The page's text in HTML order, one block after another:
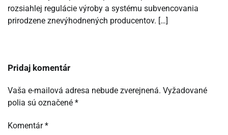
rozsiahlej regulácie výroby a systému subvencovania
prirodzene znevýhodnených producentov. […]
Pridaj komentár
Vaša e-mailová adresa nebude zverejnená. Vyžadované
polia sú označené *
Komentár*